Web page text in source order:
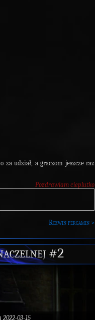
za udział, a graczom jeszcze raz
Pozdrawiam cieplutko
Rozwiń pergamin >
#2
03-15